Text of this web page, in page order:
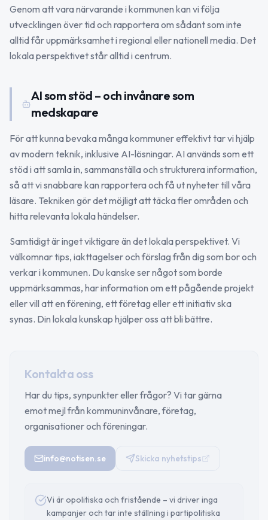
Genom att vara närvarande i kommunen kan vi följa
utvecklingen över tid och rapportera om sådant som inte
alltid får uppmärksamhet i regional eller nationell media. Det
lokala perspektivet står alltid i centrum.
AI som stöd – och invånare som
medskapare
För att kunna bevaka många kommuner effektivt tar vi hjälp
av modern teknik, inklusive AI-lösningar. AI används som ett
stöd i att samla in, sammanställa och strukturera information,
så att vi snabbare kan rapportera och få ut nyheter till våra
läsare. Tekniken gör det möjligt att täcka fler områden och
hitta relevanta lokala händelser.
Samtidigt är inget viktigare än det lokala perspektivet. Vi
välkomnar tips, iakttagelser och förslag från dig som bor och
verkar i kommunen. Du kanske ser något som borde
uppmärksammas, har information om ett pågående projekt
eller vill att en förening, ett företag eller ett initiativ ska
synas. Din lokala kunskap hjälper oss att bli bättre.
Kontakta oss
Har du tips, synpunkter eller frågor? Vi tar gärna
emot mejl från kommuninvånare, företag,
organisationer och föreningar.
info@notisen.se Skicka nyhetstips
Vi är opolitiska och fristående – vi driver inga
kampanjer och tar inte ställning i partipolitiska